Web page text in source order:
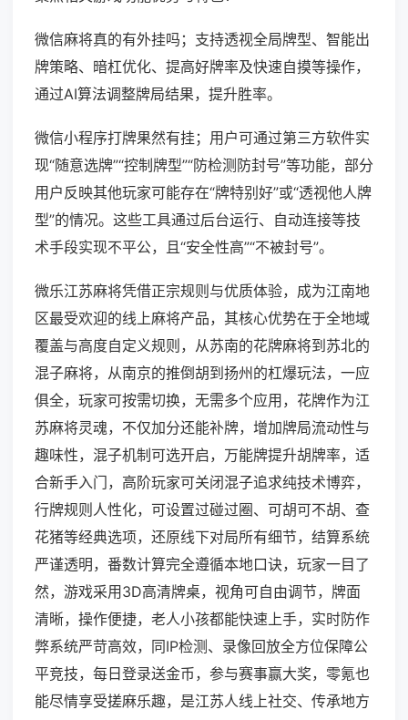
微信麻将真的有外挂吗；支持透视全局牌型、智能出
牌策略、暗杠优化、提高好牌率及快速自摸等操作，
通过AI算法调整牌局结果，提升胜率。
微信小程序打牌果然有挂；用户可通过第三方软件实
现“随意选牌”“控制牌型”“防检测防封号”等功能，部分
用户反映其他玩家可能存在“牌特别好”或“透视他人牌
型”的情况。这些工具通过后台运行、自动连接等技
术手段实现不平公，且“安全性高”“不被封号”。
微乐江苏麻将凭借正宗规则与优质体验，成为江南地
区最受欢迎的线上麻将产品，其核心优势在于全地域
覆盖与高度自定义规则，从苏南的花牌麻将到苏北的
混子麻将，从南京的推倒胡到扬州的杠爆玩法，一应
俱全，玩家可按需切换，无需多个应用，花牌作为江
苏麻将灵魂，不仅加分还能补牌，增加牌局流动性与
趣味性，混子机制可选开启，万能牌提升胡牌率，适
合新手入门，高阶玩家可关闭混子追求纯技术博弈，
行牌规则人性化，可设置过碰过圈、可胡可不胡、查
花猪等经典选项，还原线下对局所有细节，结算系统
严谨透明，番数计算完全遵循本地口诀，玩家一目了
然，游戏采用3D高清牌桌，视角可自由调节，牌面
清晰，操作便捷，老人小孩都能快速上手，实时防作
弊系统严苛高效，同IP检测、录像回放全方位保障公
平竞技，每日登录送金币，参与赛事赢大奖，零氪也
能尽情享受搓麻乐趣，是江苏人线上社交、传承地方